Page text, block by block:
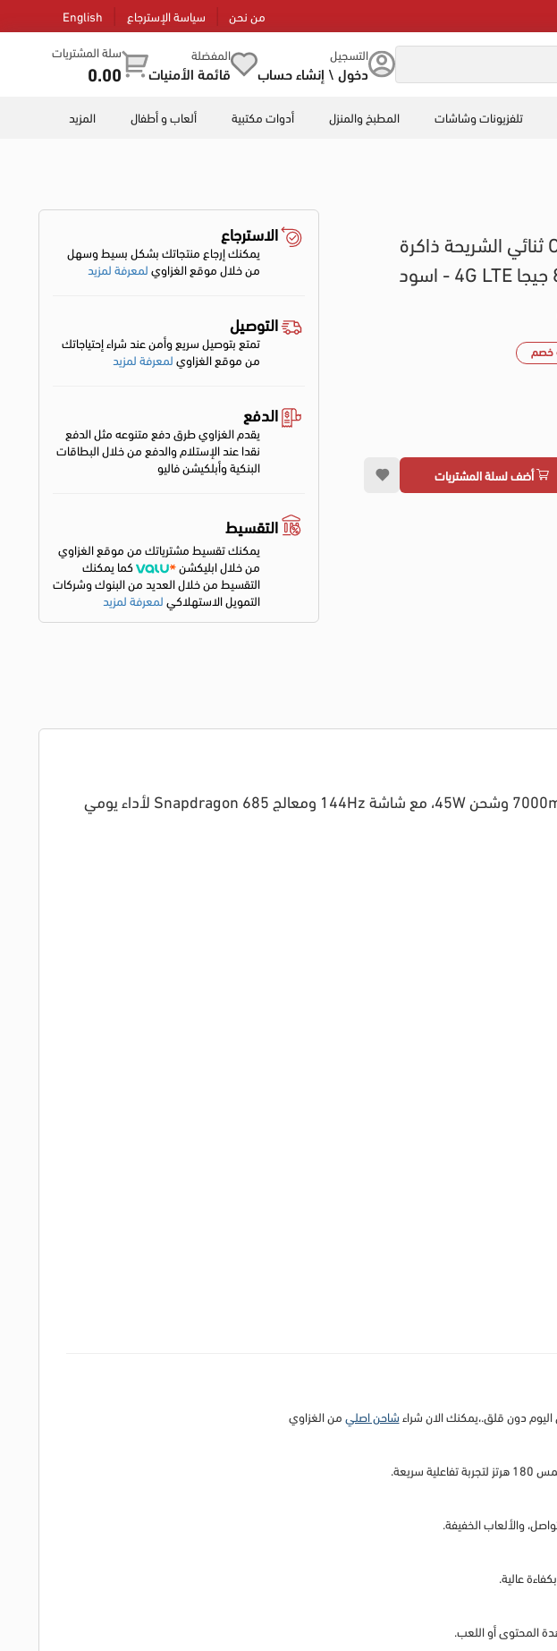
من نحن سياسة الإسترجاع English
التسجيل
دخول \ إنشاء حساب
المفضلة
قائمة الأمنيات
سلة المشتريات
0.00
تلفزيونات وشاشات المطبخ والمنزل أدوات مكتبية ألعاب و أطفال المزيد
موبايل ريلمي C85 ثنائي الشريحة ذاكرة
أضف لسلة المشتريات
الاسترجاع
يمكنك إرجاع منتجاتك بشكل بسيط وسهل
من خلال موقع الغزاويلمعرفة لمزيد
التوصيل
تمتع بتوصيل سريع وأمن عند شراء إحتياجاتك
من موقع الغزاويلمعرفة لمزيد
الدفع
يقدم الغزاوي طرق دفع متنوعه مثل الدفع
نقدا عند الإستلام والدفع من خلال البطاقات
البنكية وأبلكيشن فاليو
التقسيط
يمكنك تقسيط مشترياتك من موقع الغزاوي
من خلال ابليكشن
كما يمكنك
التقسيط من خلال العديد من البنوك وشركات
التمويل الاستهلاكيلمعرفة لمزيد
اطلب الآن موبايل realme C85 بذاكرة 256GB ورام 8GB لون أسود فخم. تمتع ببطارية ضخمة 7000mAh وشحن 45W، مع شاشة 144Hz ومعالج Snapdragon 685 لأداء يومي
.،يمكنك الان شراء شاحن اصليمن الغزاوي